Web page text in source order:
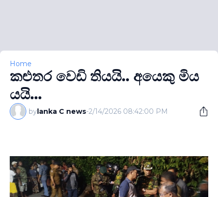
Home
කළුතර වෙඩි තියයි.. අයෙකු මිය
යයි...
bylanka C news-2/14/2026 08:42:00 PM